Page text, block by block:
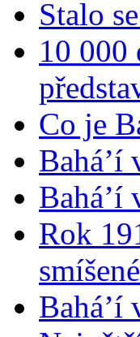
Stalo
10 000
Co je
Bahá’í
Bahá’í
Rok
Bahá’í